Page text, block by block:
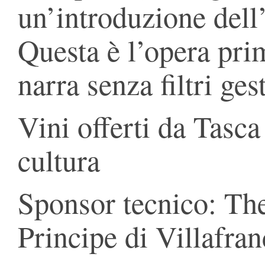
un’introduzione
Questa è l’opera
narra senza filtri
Vini offerti da
cultura
Sponsor tecnico:
Principe di